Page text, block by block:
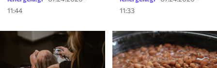
11:44
11:33